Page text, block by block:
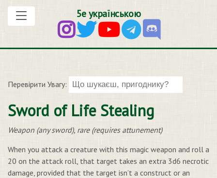
5е українською
Перевірити Увагу:
Sword of Life Stealing
Weapon (any sword), rare (requires attunement)
When you attack a creature with this magic weapon and roll a
20 on the attack roll, that target takes an extra 3d6 necrotic
damage, provided that the target isn’t a construct or an